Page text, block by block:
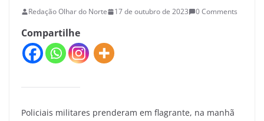
Redação Olhar do Norte 17 de outubro de 2023 0 Comments
Compartilhe
Policiais militares prenderam em flagrante, na manhã